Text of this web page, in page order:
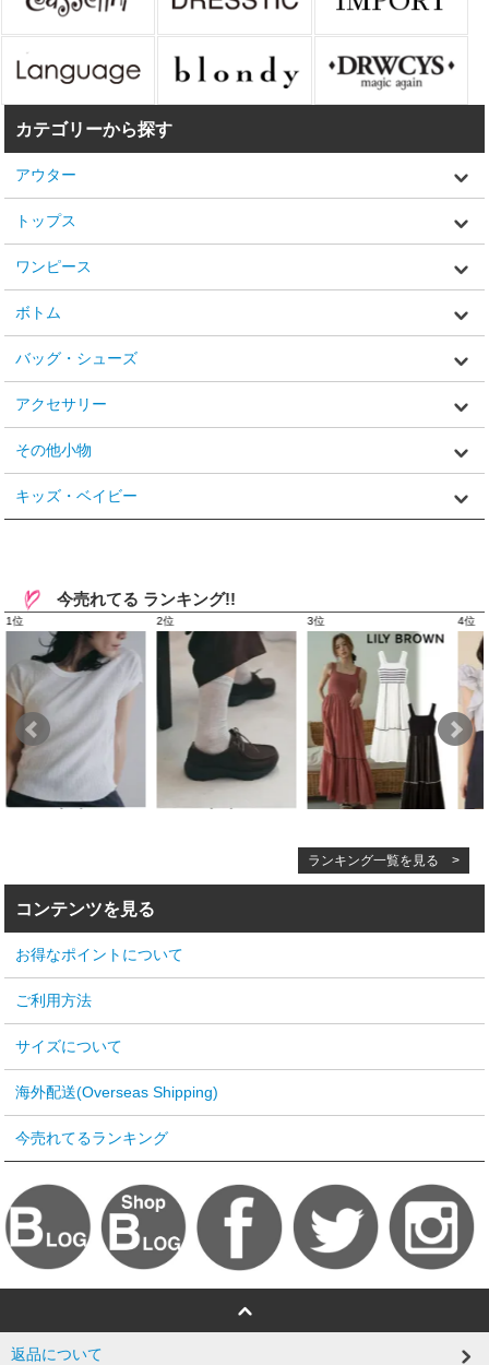
カテゴリーから探す
アウター
トップス
ワンピース
ボトム
バッグ・シューズ
アクセサリー
その他小物
キッズ・ベイビー
今売れてる ランキング!!
ランキング一覧を見る >
コンテンツを見る
お得なポイントについて
ご利用方法
サイズについて
海外配送(Overseas Shipping)
今売れてるランキング
返品について